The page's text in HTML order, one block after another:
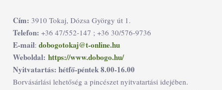
Cím: 3910 Tokaj, Dózsa György út 1.
Telefon: +36 47/552-147 ; +36 30/576-9736
E-mail: dobogotokaj@t-online.hu
Weboldal: https://www.dobogo.hu/
Nyitvatartás: hétfő-péntek 8.00-16.00
Borvásárlási lehetőség a pincészet nyitvatartási idejében.